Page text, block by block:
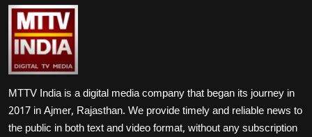
MTTV India is a digital media company that began its journey in
2017 in Ajmer, Rajasthan. We provide timely and reliable news to
the public in both text and video format, without any subscription